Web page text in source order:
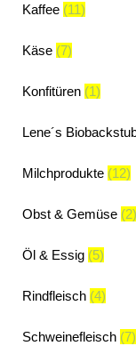
Kaffee (11)
Käse (7)
Konfitüren (1)
Lene´s
Milchprodukte (12)
Obst & Gemüse (2)
Öl & Essig (5)
Rindfleisch (4)
Schweinefleisch (7)